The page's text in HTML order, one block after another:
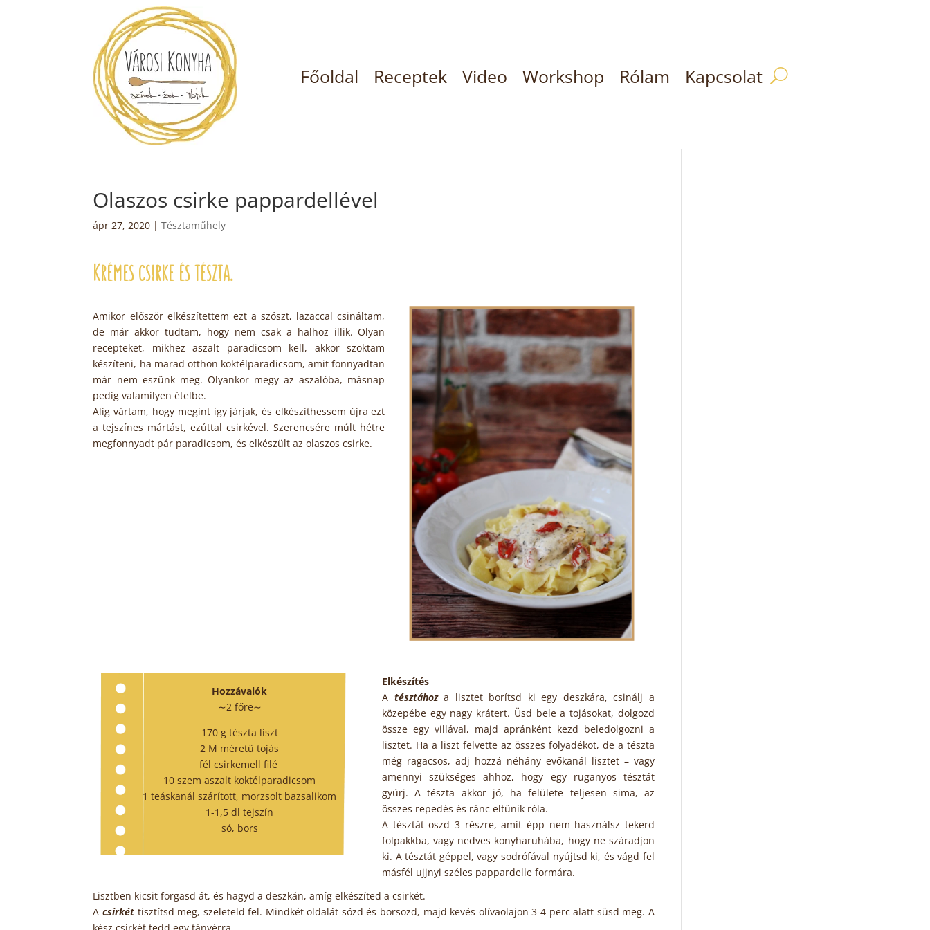
Főoldal Receptek Video Workshop Rólam Kapcsolat
Olaszos csirke pappardellével
ápr 27, 2020 |Tésztaműhely
Krémes csirke és tészta.
Amikor először elkészítettem ezt a szószt, lazaccal csináltam,
de már akkor tudtam, hogy nem csak a halhoz illik. Olyan
recepteket, mikhez aszalt paradicsom kell, akkor szoktam
készíteni, ha marad otthon koktélparadicsom, amit fonnyadtan
már nem eszünk meg. Olyankor megy az aszalóba, másnap
pedig valamilyen ételbe.
Alig vártam, hogy megint így járjak, és elkészíthessem újra ezt
a tejszínes mártást, ezúttal csirkével. Szerencsére múlt hétre
megfonnyadt pár paradicsom, és elkészült az olaszos csirke.
Hozzávalók
∼2 főre∼
170 g tészta liszt
2 M méretű tojás
fél csirkemell filé
10 szem aszalt koktélparadicsom
1 teáskanál szárított, morzsolt bazsalikom
1-1,5 dl tejszín
só, bors
Elkészítés
A tésztáhoza lisztet borítsd ki egy deszkára, csinálj a
közepébe egy nagy krátert. Üsd bele a tojásokat, dolgozd
össze egy villával, majd apránként kezd beledolgozni a
lisztet. Ha a liszt felvette az összes folyadékot, de a tészta
még ragacsos, adj hozzá néhány evőkanál lisztet – vagy
amennyi szükséges ahhoz, hogy egy ruganyos tésztát
gyúrj. A tészta akkor jó, ha felülete teljesen sima, az
összes repedés és ránc eltűnik róla.
A tésztát oszd 3 részre, amit épp nem használsz tekerd
folpakkba, vagy nedves konyharuhába, hogy ne száradjon
ki. A tésztát géppel, vagy sodrófával nyújtsd ki, és vágd fel
másfél ujjnyi széles pappardelle formára.
Lisztben kicsit forgasd át, és hagyd a deszkán, amíg elkészíted a csirkét.
A csirkéttisztítsd meg, szeleteld fel. Mindkét oldalát sózd és borsozd, majd kevés olívaolajon 3-4 perc alatt süsd meg. A